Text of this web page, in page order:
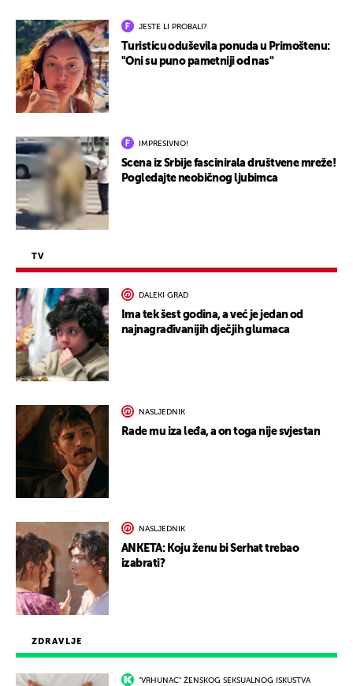
ZDRAVLJE
"VRHUNAC" ŽENSKOG SEKSUALNOG ISKUSTVA
JESTE LI PROBALI?
Turisticu oduševila ponuda u Primoštenu:
"Oni su puno pametniji od nas"
IMPRESIVNO!
Scena iz Srbije fascinirala društvene mreže!
Pogledajte neobičnog ljubimca
TV
DALEKI GRAD
Ima tek šest godina, a već je jedan od
najnagrađivanijih dječjih glumaca
NASLJEDNIK
Rade mu iza leđa, a on toga nije svjestan
NASLJEDNIK
ANKETA: Koju ženu bi Serhat trebao
izabrati?